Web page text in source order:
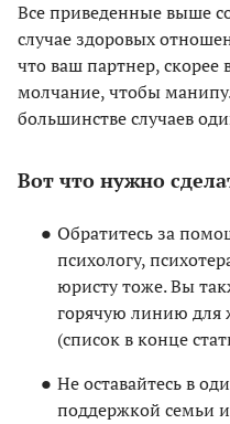
Все приведенные выше
случае здоровых
что ваш партнер, скорее
молчание, чтобы
большинстве случаев
Вот что нужно
Обратитесь за
психологу,
юристу тоже. Вы
горячую линию для
(список в конце
Не оставайтесь в
поддержкой семьи